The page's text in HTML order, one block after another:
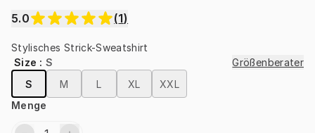
5.0
(1)
Stylisches Strick-Sweatshirt
Size :S
Größenberater
S
M L XL
XXL
Menge